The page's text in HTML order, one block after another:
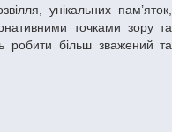
унікальних пам’яток,
точками зору та
робити більш зважений та